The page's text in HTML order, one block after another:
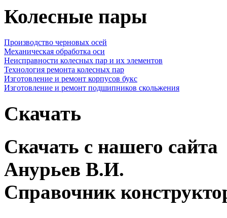
Колесные пары
Производство черновых осей
Механическая обработка оси
Неисправности колесных пар и их элементов
Технология ремонта колесных пар
Изготовление и ремонт корпусов букс
Изготовление и ремонт подшипников скольжения
Скачать
Скачать с нашего сайта
Анурьев В.И.
Справочник